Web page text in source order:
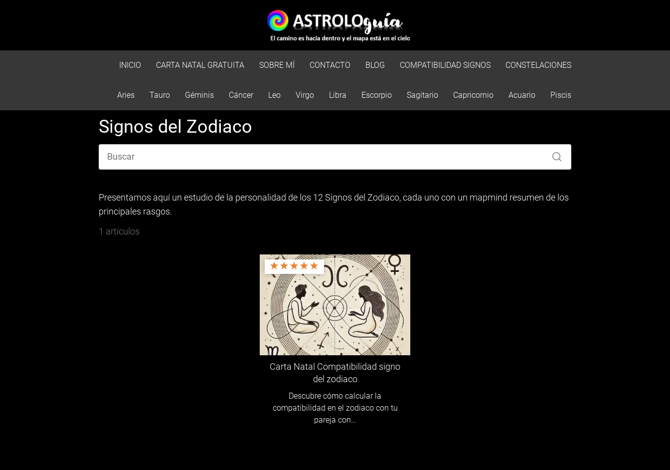
INICIO CARTA NATAL GRATUITA SOBRE MÍ CONTACTO BLOG COMPATIBILIDAD SIGNOS CONSTELACIONES
Aries Tauro Géminis Cáncer Leo Virgo Libra Escorpio Sagitario Capricornio Acuario Piscis
Signos del Zodiaco
Presentamos aquí un estudio de la personalidad de los 12 Signos del Zodiaco, cada uno con un mapmind resumen de los
principales rasgos.
1 artículos
★★★★★
Carta Natal Compatibilidad signo
del zodiaco
Descubre cómo calcular la
compatibilidad en el zodiaco con tu
pareja con…